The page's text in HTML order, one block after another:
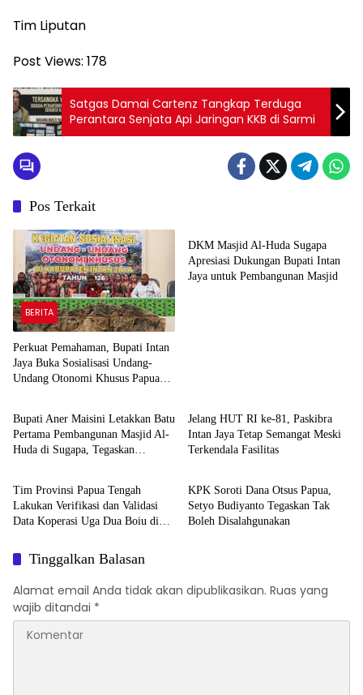
Tim Liputan
Post Views: 178
‎Satgas Damai Cartenz Tangkap Terduga
Perantara Senjata Api Jaringan KKB di Sarmi
Pos Terkait
BERITA
Perkuat Pemahaman, Bupati Intan
Jaya Buka Sosialisasi Undang-
Undang Otonomi Khusus Papua
DKM Masjid Al-Huda Sugapa
Apresiasi Dukungan Bupati Intan
Jaya untuk Pembangunan Masjid
BERITA
Bupati Aner Maisini Letakkan Batu
Pertama Pembangunan Masjid Al-
Huda di Sugapa, Tegaskan
Jelang HUT RI ke-81, Paskibra
Intan Jaya Tetap Semangat Meski
Terkendala Fasilitas
BERITA
Tim Provinsi Papua Tengah
Lakukan Verifikasi dan Validasi
Data Koperasi Uga Dua Boiu di
Berita Video
KPK Soroti Dana Otsus Papua,
Setyo Budiyanto Tegaskan Tak
Boleh Disalahgunakan
Tinggalkan Balasan
Alamat email Anda tidak akan dipublikasikan. Ruas yang
wajib ditandai *